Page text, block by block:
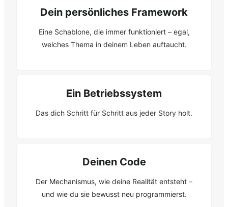
Dein persönliches Framework
Eine Schablone, die immer funktioniert – egal,
welches Thema in deinem Leben auftaucht.
Ein Betriebssystem
Das dich Schritt für Schritt aus jeder Story holt.
Deinen Code
Der Mechanismus, wie deine Realität entsteht –
und wie du sie bewusst neu programmierst.